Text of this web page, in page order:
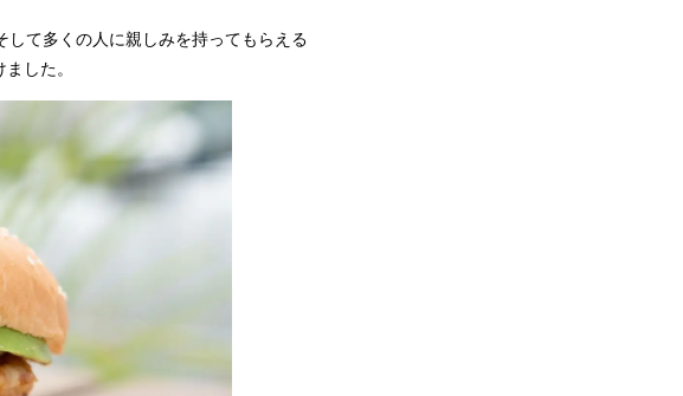
て多くの人に親しみを持ってもらえる
した。